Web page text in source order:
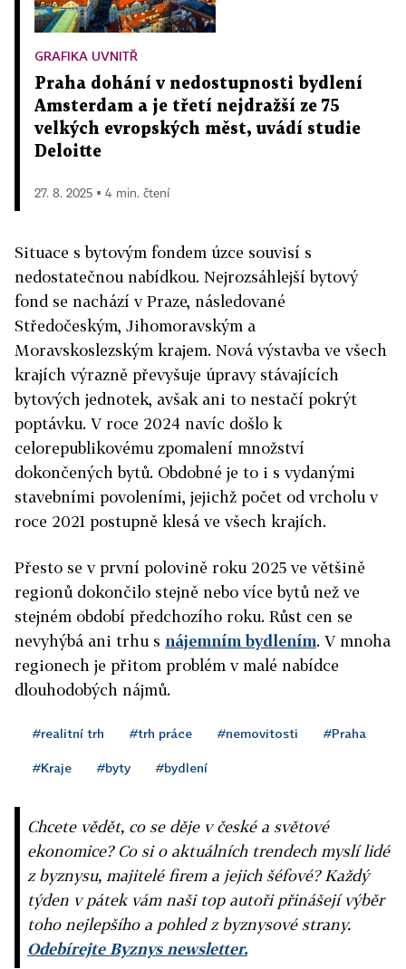
GRAFIKA UVNITŘ
Praha dohání v nedostupnosti bydlení
Amsterdam a je třetí nejdražší ze 75
velkých evropských měst, uvádí studie
Deloitte
27. 8. 2025 ▪ 4 min. čtení
Situace s bytovým fondem úzce souvisí s
nedostatečnou nabídkou. Nejrozsáhlejší bytový
fond se nachází v Praze, následované
Středočeským, Jihomoravským a
Moravskoslezským krajem. Nová výstavba ve všech
krajích výrazně převyšuje úpravy stávajících
bytových jednotek, avšak ani to nestačí pokrýt
poptávku. V roce 2024 navíc došlo k
celorepublikovému zpomalení množství
dokončených bytů. Obdobné je to i s vydanými
stavebními povoleními, jejichž počet od vrcholu v
roce 2021 postupně klesá ve všech krajích.
Přesto se v první polovině roku 2025 ve většině
regionů dokončilo stejně nebo více bytů než ve
stejném období předchozího roku. Růst cen se
nevyhýbá ani trhu s nájemním bydlením. V mnoha
regionech je přitom problém v malé nabídce
dlouhodobých nájmů.
#realitní trh #trh práce #nemovitosti #Praha
#Kraje #byty #bydlení
Chcete vědět, co se děje v české a světové
ekonomice? Co si o aktuálních trendech myslí lidé
z byznysu, majitelé firem a jejich šéfové? Každý
týden v pátek vám naši top autoři přinášejí výběr
toho nejlepšího a pohled z byznysové strany.
Odebírejte Byznys newsletter.